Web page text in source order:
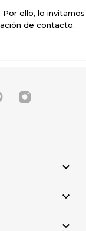
ello, lo invitamos
de contacto.


